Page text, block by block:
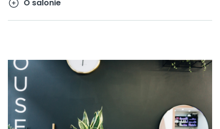
O salonie